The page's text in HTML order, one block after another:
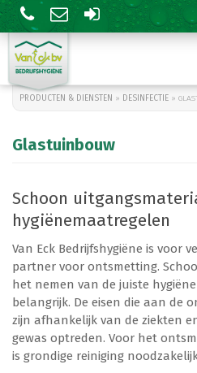
Tuinbouw
Agrarisch
Zwarte rat
Wespenbestrijding
Silica
PRODUCTEN & DIENSTEN » DESINFECTIE »
Glastuinbouw
Schoon
hygiënemaatregelen
Van Eck Bedrijfshygiëne is voor
partner voor ontsmetting.
het nemen van de juiste
belangrijk. De eisen die aan de
zijn afhankelijk van de ziekten
gewas optreden. Voor het
is grondige reiniging